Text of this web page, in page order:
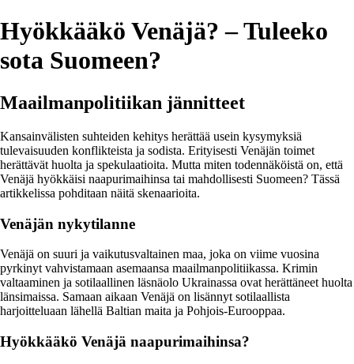
Hyökkääkö Venäjä? – Tuleeko
sota Suomeen?
Maailmanpolitiikan jännitteet
Kansainvälisten suhteiden kehitys herättää usein kysymyksiä
tulevaisuuden konflikteista ja sodista. Erityisesti Venäjän toimet
herättävät huolta ja spekulaatioita. Mutta miten todennäköistä on, että
Venäjä hyökkäisi naapurimaihinsa tai mahdollisesti Suomeen? Tässä
artikkelissa pohditaan näitä skenaarioita.
Venäjän nykytilanne
Venäjä on suuri ja vaikutusvaltainen maa, joka on viime vuosina
pyrkinyt vahvistamaan asemaansa maailmanpolitiikassa. Krimin
valtaaminen ja sotilaallinen läsnäolo Ukrainassa ovat herättäneet huolta
länsimaissa. Samaan aikaan Venäjä on lisännyt sotilaallista
harjoitteluaan lähellä Baltian maita ja Pohjois-Eurooppaa.
Hyökkääkö Venäjä naapurimaihinsa?